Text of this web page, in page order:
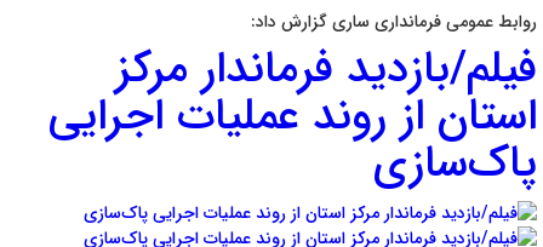
روابط عمومی فرمانداری ساری گزارش داد:
فیلم/بازدید فرماندار مرکز
استان از روند عملیات اجرایی
پاک‌سازی